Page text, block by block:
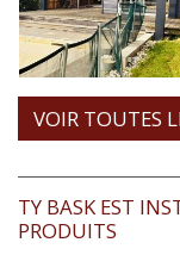
VOIR TOUTES
TY BASK EST
PRODUITS